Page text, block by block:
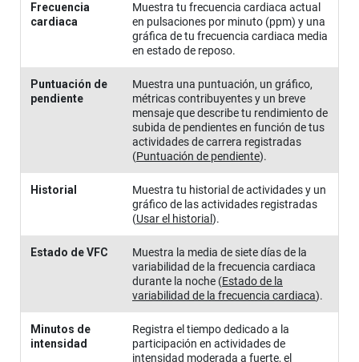
Frecuencia
cardiaca
Muestra tu frecuencia cardiaca actual
en pulsaciones por minuto (ppm) y una
gráfica de tu frecuencia cardiaca media
en estado de reposo.
Puntuación de
pendiente
Muestra una puntuación, un gráfico,
métricas contribuyentes y un breve
mensaje que describe tu rendimiento de
subida de pendientes en función de tus
actividades de carrera registradas
(Puntuación de pendiente).
Historial
Muestra tu historial de actividades y un
gráfico de las actividades registradas
(Usar el historial ).
Estado de VFC
Muestra la media de siete días de la
variabilidad de la frecuencia cardiaca
durante la noche (Estado de la
variabilidad de la frecuencia cardiaca).
Minutos de
intensidad
Registra el tiempo dedicado a la
participación en actividades de
intensidad moderada a fuerte, el